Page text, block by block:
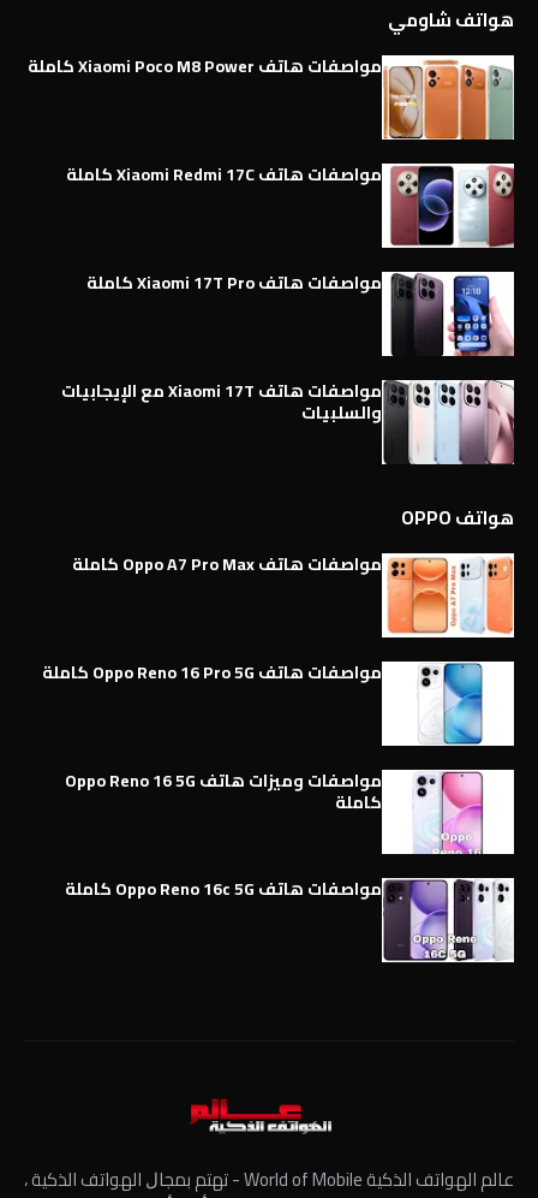
هواتف شاومي
مواصفات هاتف Xiaomi Poco M8 Power كاملة
مواصفات هاتف Xiaomi Redmi 17C كاملة
مواصفات هاتف Xiaomi 17T Pro كاملة
مواصفات هاتف Xiaomi 17T مع الإيجابيات
والسلبيات
هواتف OPPO
مواصفات هاتف Oppo A7 Pro Max كاملة
مواصفات هاتف Oppo Reno 16 Pro 5G كاملة
مواصفات وميزات هاتف Oppo Reno 16 5G
كاملة
مواصفات هاتف Oppo Reno 16c 5G كاملة
عالم الهواتف الذكية World of Mobile - ﺗﻬﺘﻢ ﺑﻤﺠﺎﻝ الهواتف الذكية ،